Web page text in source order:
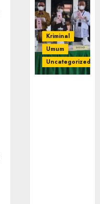
Kriminal
Umum
Uncategorized